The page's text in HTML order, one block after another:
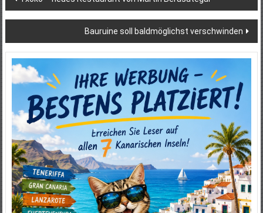
Bauruine soll baldmöglichst verschwinden